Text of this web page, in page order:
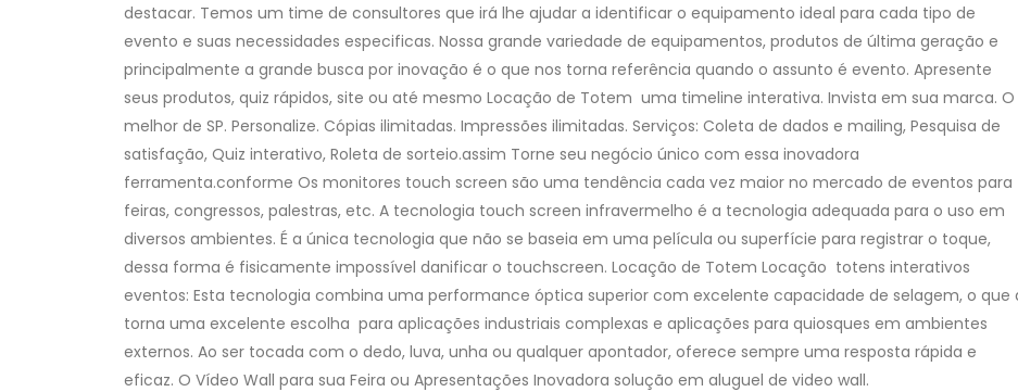
destacar. Temos um time de consultores que irá lhe ajudar a identificar o equipamento ideal para cada tipo de
evento e suas necessidades especificas. Nossa grande variedade de equipamentos, produtos de última geração e
principalmente a grande busca por inovação é o que nos torna referência quando o assunto é evento. Apresente
seus produtos, quiz rápidos, site ou até mesmo Locação de Totem uma timeline interativa. Invista em sua marca. O
melhor de SP. Personalize. Cópias ilimitadas. Impressões ilimitadas. Serviços: Coleta de dados e mailing, Pesquisa de
satisfação, Quiz interativo, Roleta de sorteio.assim Torne seu negócio único com essa inovadora
ferramenta.conforme Os monitores touch screen são uma tendência cada vez maior no mercado de eventos para
feiras, congressos, palestras, etc. A tecnologia touch screen infravermelho é a tecnologia adequada para o uso em
diversos ambientes. É a única tecnologia que não se baseia em uma película ou superfície para registrar o toque,
dessa forma é fisicamente impossível danificar o touchscreen. Locação de Totem Locação totens interativos
eventos: Esta tecnologia combina uma performance óptica superior com excelente capacidade de selagem, o que
torna uma excelente escolha para aplicações industriais complexas e aplicações para quiosques em ambientes
externos. Ao ser tocada com o dedo, luva, unha ou qualquer apontador, oferece sempre uma resposta rápida e
eficaz. O Vídeo Wall para sua Feira ou Apresentações Inovadora solução em aluguel de video wall.